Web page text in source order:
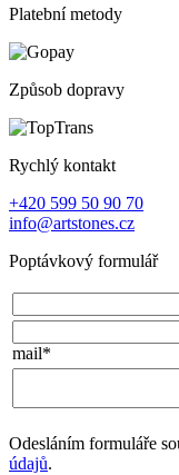
Platební metody
Způsob dopravy
Rychlý kontakt
+420 599 50 90 70
info@artstones.cz
Poptávkový formulář
mail*
Odesláním formuláře
údajů.